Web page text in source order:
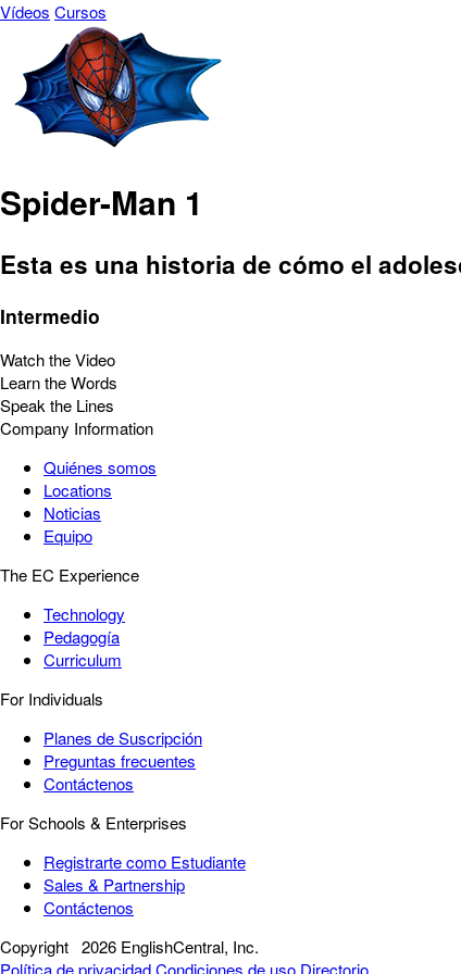
Vídeos Cursos
Spider-Man 1
Esta es una historia de cómo el
Intermedio
Watch the Video
Learn the Words
Speak the Lines
Company Information
Quiénes somos
Locations
Noticias
Equipo
The EC Experience
Technology
Pedagogía
Curriculum
For Individuals
Planes de Suscripción
Preguntas frecuentes
Contáctenos
For Schools & Enterprises
Registrarte como Estudiante
Sales & Partnership
Contáctenos
Copyright 2026 EnglishCentral, Inc.